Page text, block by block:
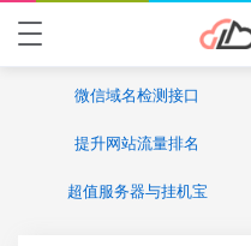
微信域名检测接口
提升网站流量排名
超值服务器与挂机宝